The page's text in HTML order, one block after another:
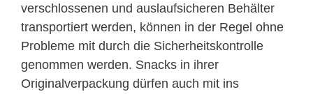
verschlossenen und auslaufsicheren Behälter
transportiert werden, können in der Regel ohne
Probleme mit durch die Sicherheitskontrolle
genommen werden. Snacks in ihrer
Originalverpackung dürfen auch mit ins